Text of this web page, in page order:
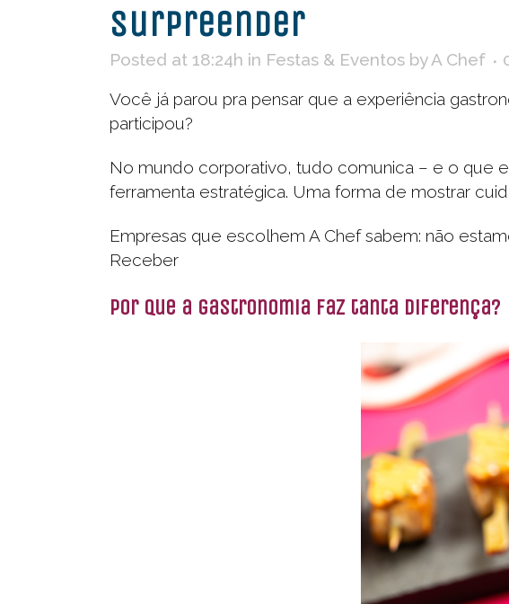
surpreender
Posted at 18:24h in Festas & Eventos byA Chef
Você já parou pra pensar que a experiência
participou?
No mundo corporativo, tudo comunica – e o que
ferramenta estratégica. Uma forma de mostrar
Empresas que escolhem A Chef sabem: não
Receber
Por que a gastronomia faz tanta diferença?